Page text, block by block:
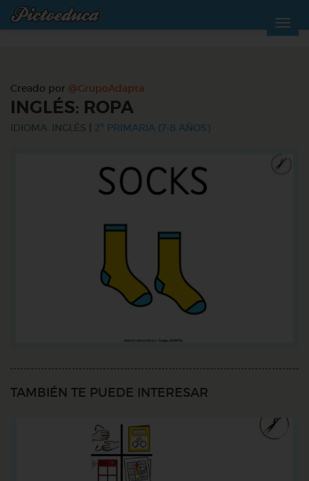
Creado por @GrupoAdapta
INGLÉS: ROPA
IDIOMA: INGLÉS 2º PRIMARIA (7-8 AÑOS)
TAMBIÉN TE PUEDE INTERESAR